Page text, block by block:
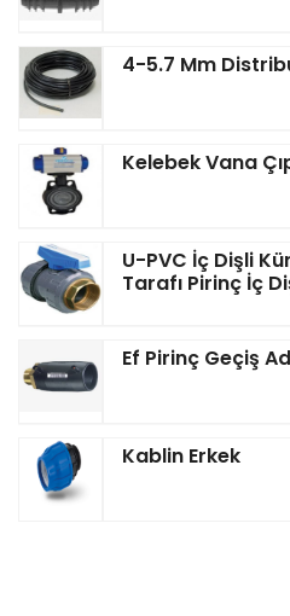
4-5.7 Mm
Kelebek Vana
U-PVC İç Dişli
Tarafı Pirinç İç
Ef Pirinç Geçiş
Kablin Erkek